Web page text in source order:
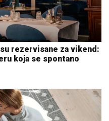
rezervisane za vikend:
koja se spontano